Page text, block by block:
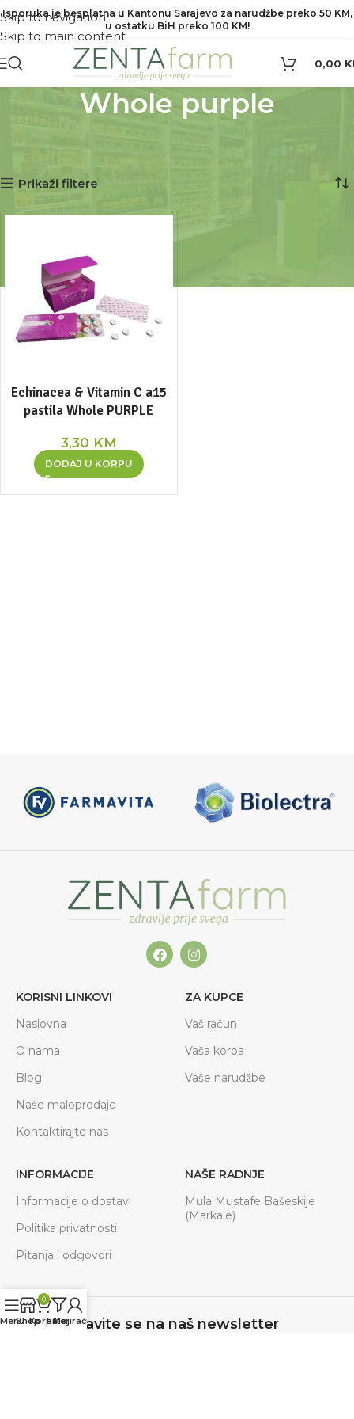
Skip to navigation
Skip to main content
Isporuka je besplatna u Kantonu Sarajevo za narudžbe preko 50 KM,
u ostatku BiH preko 100 KM!
0,00
Whole purple
Prikaži filtere
Echinacea & Vitamin C a15
pastila Whole PURPLE
3,30 KM
DODAJ U KORPU
KORISNI LINKOVI
Naslovna
O nama
Blog
Naše maloprodaje
Kontaktirajte nas
ZA KUPCE
Vaš račun
Vaša korpa
Vaše narudžbe
INFORMACIJE
Informacije o dostavi
Politika privatnosti
Pitanja i odgovori
NAŠE RADNJE
Mula Mustafe Bašeskije
(Markale)
Prijavite se na naš newsletter
MenuShop
0
KorpaFilteri
Moj račun